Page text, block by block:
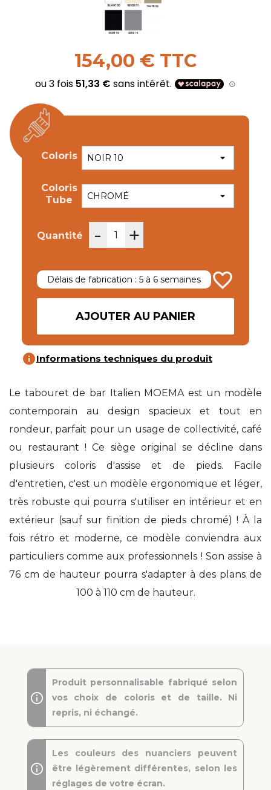
154,00 € TTC
Coloris
Coloris
Tube
Quantité - +
Délais de fabrication : 5 à 6 semaines favorite_border
AJOUTER AU PANIER
infoInformations techniques du produit
Le tabouret de bar Italien MOEMA est un modèle
contemporain au design spacieux et tout en
rondeur, parfait pour un usage de collectivité, café
ou restaurant ! Ce siège original se décline dans
plusieurs coloris d'assise et de pieds. Facile
d'entretien, c'est un modèle ergonomique et léger,
très robuste qui pourra s'utiliser en intérieur et en
extérieur (sauf sur finition de pieds chromé) ! À la
fois rétro et moderne, ce modèle conviendra aux
particuliers comme aux professionnels ! Son assise à
76 cm de hauteur pourra s'adapter à des plans de
100 à 110 cm de hauteur.
Produit personnalisable fabriqué selon
vos choix de coloris et de taille. Ni
repris, ni échangé.
Les couleurs des nuanciers peuvent
être légèrement différentes, selon les
réglages de votre écran.